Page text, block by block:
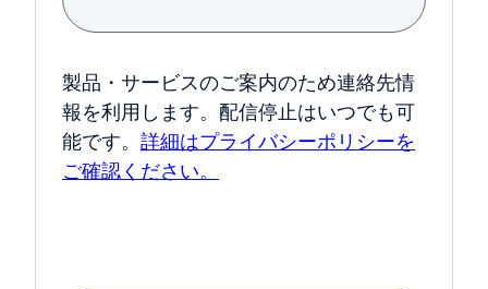
製品・サービスのご案内のため連絡先情
報を利用します。配信停止はいつでも可
能です。 詳細はプライバシーポリシーを
ご確認ください。